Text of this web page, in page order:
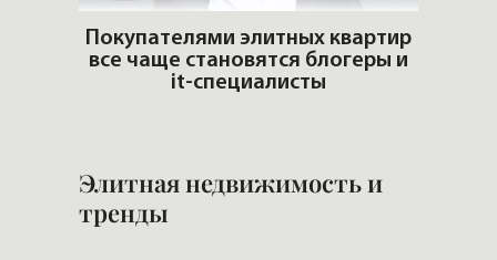
Покупателями элитных квартир
все чаще становятся блогеры и
it-специалисты
Элитная недвижимость и
тренды